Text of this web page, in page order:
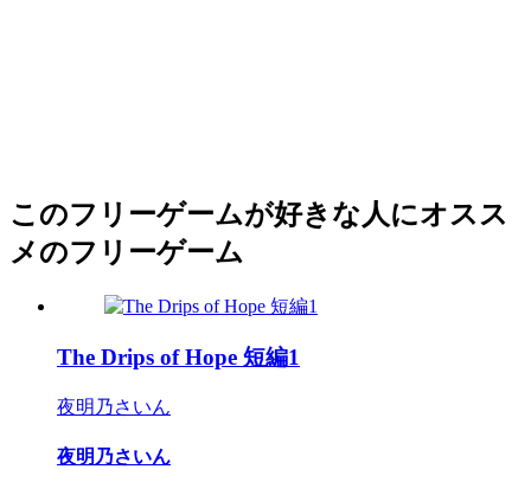
このフリーゲームが好きな人にオスス
メのフリーゲーム
The Drips of Hope 短編1
夜明乃さいん
夜明乃さいん